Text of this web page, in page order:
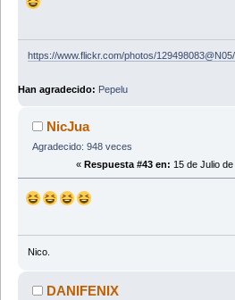
https://www.flickr.com/photos/129498083@N05/
Han agradecido: Pepelu
NicJua
Agradecido: 948 veces
« Respuesta #43 en: 15 de Julio
Nico.
DANIFENIX